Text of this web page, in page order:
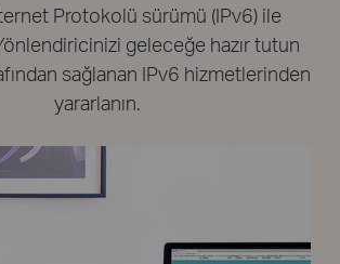
Protokolü sürümü (IPv6) ile
geleceğe hazır tutun
sağlanan IPv6 hizmetlerinden
yararlanın.